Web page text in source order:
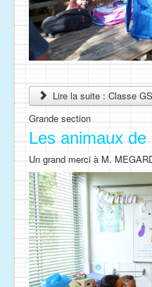
Lire la suite : Classe
Grande section
Les animaux
Un grand merci à M.